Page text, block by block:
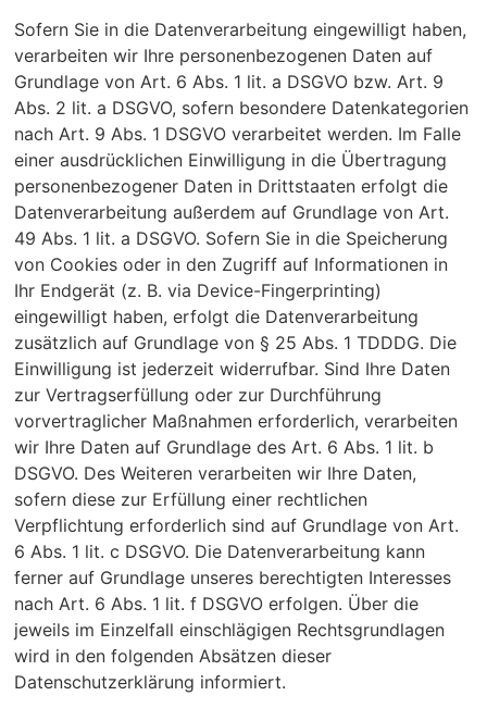
Sofern Sie in die Datenverarbeitung eingewilligt haben,
verarbeiten wir Ihre personenbezogenen Daten auf
Grundlage von Art. 6 Abs. 1 lit. a DSGVO bzw. Art. 9
Abs. 2 lit. a DSGVO, sofern besondere Datenkategorien
nach Art. 9 Abs. 1 DSGVO verarbeitet werden. Im Falle
einer ausdrücklichen Einwilligung in die Übertragung
personenbezogener Daten in Drittstaaten erfolgt die
Datenverarbeitung außerdem auf Grundlage von Art.
49 Abs. 1 lit. a DSGVO. Sofern Sie in die Speicherung
von Cookies oder in den Zugriff auf Informationen in
Ihr Endgerät (z. B. via Device-Fingerprinting)
eingewilligt haben, erfolgt die Datenverarbeitung
zusätzlich auf Grundlage von § 25 Abs. 1 TDDDG. Die
Einwilligung ist jederzeit widerrufbar. Sind Ihre Daten
zur Vertragserfüllung oder zur Durchführung
vorvertraglicher Maßnahmen erforderlich, verarbeiten
wir Ihre Daten auf Grundlage des Art. 6 Abs. 1 lit. b
DSGVO. Des Weiteren verarbeiten wir Ihre Daten,
sofern diese zur Erfüllung einer rechtlichen
Verpflichtung erforderlich sind auf Grundlage von Art.
6 Abs. 1 lit. c DSGVO. Die Datenverarbeitung kann
ferner auf Grundlage unseres berechtigten Interesses
nach Art. 6 Abs. 1 lit. f DSGVO erfolgen. Über die
jeweils im Einzelfall einschlägigen Rechtsgrundlagen
wird in den folgenden Absätzen dieser
Datenschutzerklärung informiert.